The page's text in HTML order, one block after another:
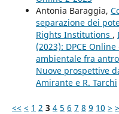
Antonia Baraggia,
separazione dei
Rights Institutions ,
(2023): DPCE
ambientale fra
Nuove prospettive
Amirante e R. Tarchi
<< < 1 2 3 4 5 6 7 8 9 10 >